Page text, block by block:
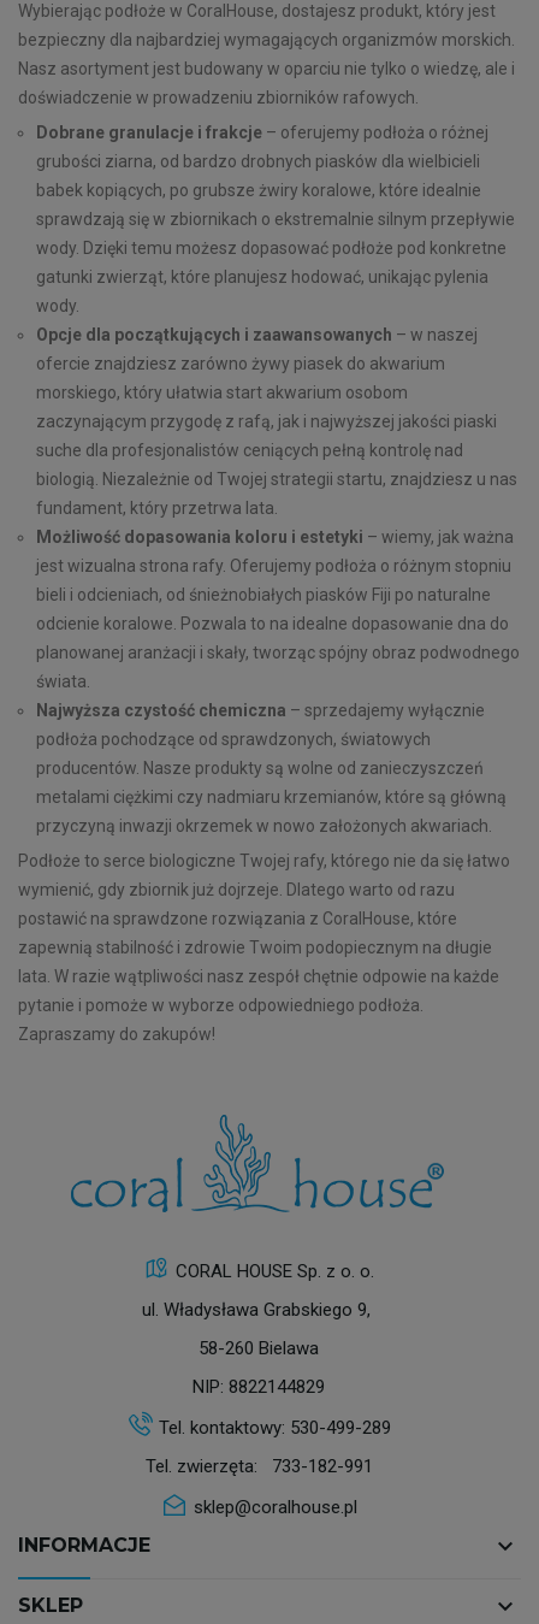
Wybierając podłoże w CoralHouse, dostajesz produkt, który jest
bezpieczny dla najbardziej wymagających organizmów morskich.
Nasz asortyment jest budowany w oparciu nie tylko o wiedzę, ale i
doświadczenie w prowadzeniu zbiorników rafowych.
Dobrane granulacje i frakcje – oferujemy podłoża o różnej
grubości ziarna, od bardzo drobnych piasków dla wielbicieli
babek kopiących, po grubsze żwiry koralowe, które idealnie
sprawdzają się w zbiornikach o ekstremalnie silnym przepływie
wody. Dzięki temu możesz dopasować podłoże pod konkretne
gatunki zwierząt, które planujesz hodować, unikając pylenia
wody.
Opcje dla początkujących i zaawansowanych – w naszej
ofercie znajdziesz zarówno żywy piasek do akwarium
morskiego, który ułatwia start akwarium osobom
zaczynającym przygodę z rafą, jak i najwyższej jakości piaski
suche dla profesjonalistów ceniących pełną kontrolę nad
biologią. Niezależnie od Twojej strategii startu, znajdziesz u nas
fundament, który przetrwa lata.
Możliwość dopasowania koloru i estetyki – wiemy, jak ważna
jest wizualna strona rafy. Oferujemy podłoża o różnym stopniu
bieli i odcieniach, od śnieżnobiałych piasków Fiji po naturalne
odcienie koralowe. Pozwala to na idealne dopasowanie dna do
planowanej aranżacji i skały, tworząc spójny obraz podwodnego
świata.
Najwyższa czystość chemiczna – sprzedajemy wyłącznie
podłoża pochodzące od sprawdzonych, światowych
producentów. Nasze produkty są wolne od zanieczyszczeń
metalami ciężkimi czy nadmiaru krzemianów, które są główną
przyczyną inwazji okrzemek w nowo założonych akwariach.
Podłoże to serce biologiczne Twojej rafy, którego nie da się łatwo
wymienić, gdy zbiornik już dojrzeje. Dlatego warto od razu
postawić na sprawdzone rozwiązania z CoralHouse, które
zapewnią stabilność i zdrowie Twoim podopiecznym na długie
lata. W razie wątpliwości nasz zespół chętnie odpowie na każde
pytanie i pomoże w wyborze odpowiedniego podłoża.
Zapraszamy do zakupów!
CORAL HOUSE Sp. z o. o.
ul. Władysława Grabskiego 9,
58-260 Bielawa
NIP: 8822144829
Tel. kontaktowy: 530-499-289
Tel. zwierzęta: 733-182-991
sklep@coralhouse.pl
INFORMACJE keyboard_arrow_down
SKLEP keyboard_arrow_down